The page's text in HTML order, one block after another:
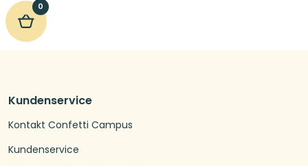
0
Kundenservice
Kontakt Confetti Campus
Kundenservice